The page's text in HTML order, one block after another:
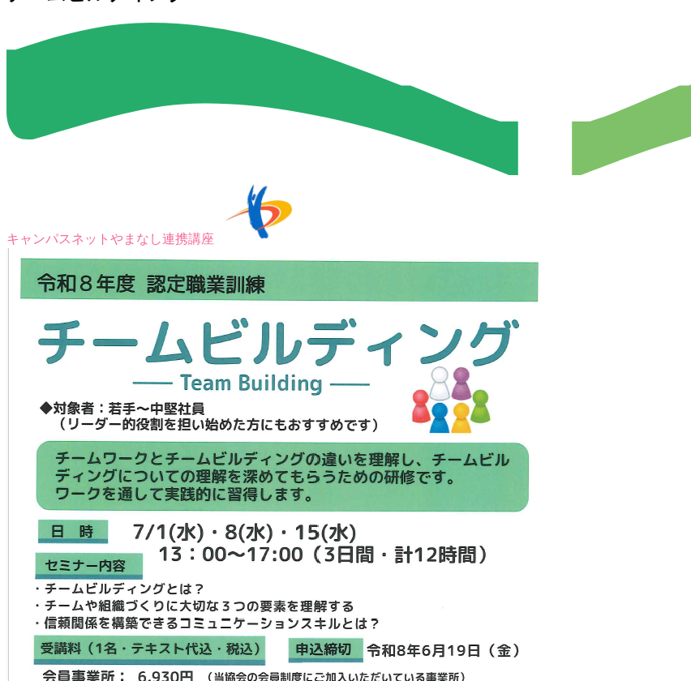
キャンパスネットやまなし連携講座